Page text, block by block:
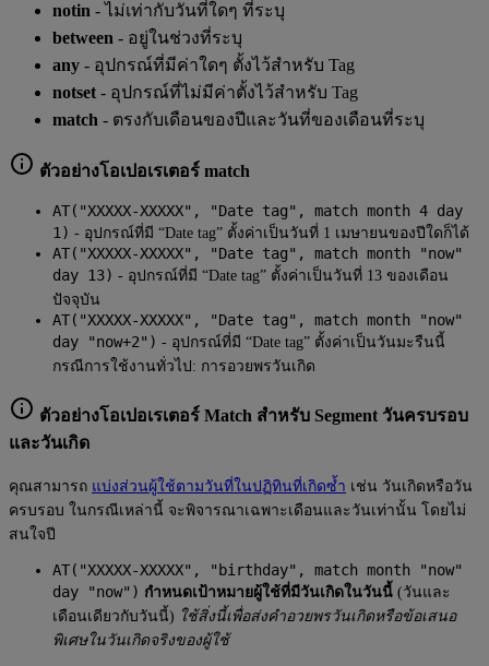
notin - ไม่เท่ากับวันที่ใดๆ ที่ระบุ
between - อยู่ในช่วงที่ระบุ
any - อุปกรณ์ที่มีค่าใดๆ ตั้งไว้สำหรับ Tag
notset - อุปกรณ์ที่ไม่มีค่าตั้งไว้สำหรับ Tag
match - ตรงกับเดือนของปีและวันที่ของเดือนที่ระบุ
ตัวอย่างโอเปอเรเตอร์ match
AT("XXXXX-XXXXX", "Date tag", match month 4 day
1) - อุปกรณ์ที่มี “Date tag” ตั้งค่าเป็นวันที่ 1 เมษายนของปีใดก็ได้
AT("XXXXX-XXXXX", "Date tag", match month "now"
day 13) - อุปกรณ์ที่มี “Date tag” ตั้งค่าเป็นวันที่ 13 ของเดือน
ปัจจุบัน
AT("XXXXX-XXXXX", "Date tag", match month "now"
day "now+2") - อุปกรณ์ที่มี “Date tag” ตั้งค่าเป็นวันมะรืนนี้
กรณีการใช้งานทั่วไป: การอวยพรวันเกิด
ตัวอย่างโอเปอเรเตอร์ Match สำหรับ Segment วันครบรอบ
และวันเกิด
คุณสามารถ แบ่งส่วนผู้ใช้ตามวันที่ในปฏิทินที่เกิดซ้ำ เช่น วันเกิดหรือวัน
ครบรอบ ในกรณีเหล่านี้ จะพิจารณาเฉพาะเดือนและวันเท่านั้น โดยไม่
สนใจปี
AT("XXXXX-XXXXX", "birthday", match month "now"
day "now") กำหนดเป้าหมายผู้ใช้ที่มีวันเกิดในวันนี้ (วันและ
เดือนเดียวกับวันนี้) ใช้สิ่งนี้เพื่อส่งคำอวยพรวันเกิดหรือข้อเสนอ
พิเศษในวันเกิดจริงของผู้ใช้